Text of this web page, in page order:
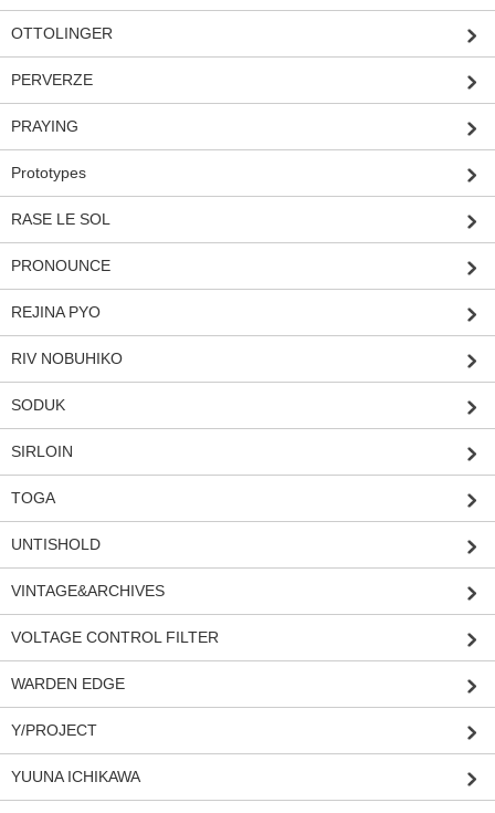
OTTOLINGER
PERVERZE
PRAYING
Prototypes
RASE LE SOL
PRONOUNCE
REJINA PYO
RIV NOBUHIKO
SODUK
SIRLOIN
TOGA
UNTISHOLD
VINTAGE&ARCHIVES
VOLTAGE CONTROL FILTER
WARDEN EDGE
Y/PROJECT
YUUNA ICHIKAWA